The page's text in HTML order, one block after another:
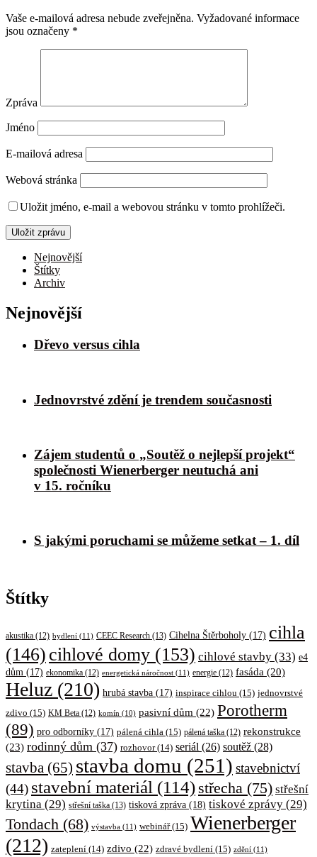
Vaše e-mailová adresa nebude zveřejněna. Vyžadované informace
jsou označeny *
Zpráva
Jméno
E-mailová adresa
Webová stránka
Uložit jméno, e-mail a webovou stránku v tomto prohlížeči.
Nejnovější
Štítky
Archiv
Nejnovější
Dřevo versus cihla
Jednovrstvé zdění je trendem současnosti
Zájem studentů o „Soutěž o nejlepší projekt“
společnosti Wienerberger neutuchá ani
v 15. ročníku
S jakými poruchami se můžeme setkat – 1. díl
Štítky
akustika (12) bydlení (11) CEEC Research (13) Cihelna Štěrboholy (17) cihla
(146) cihlové domy (153) cihlové stavby (33) e4
dům (17) ekonomika (12) energetická náročnost (11) energie (12) fasáda (20)
Heluz (210) hrubá stavba (17) inspirace cihlou (15) jednovrstvé
zdivo (15) KM Beta (12) komín (10) pasivní dům (22) Porotherm
(89) pro odborníky (17) pálená cihla (15) pálená taška (12) rekonstrukce
(23) rodinný dům (37) rozhovor(14) seriál (26) soutěž (28)
stavba (65) stavba domu (251) stavebnictví
(44) stavební materiál (114) střecha (75) střešní
krytina (29) střešní taška (13) tisková zpráva (18) tiskové zprávy (29)
Tondach (68) výstavba (11) webinář(15) Wienerberger
(212) zateplení (14) zdivo (22) zdravé bydlení (15) zdění (11)